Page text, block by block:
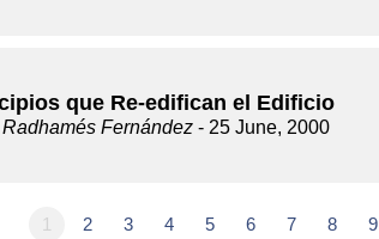
que Re-edifican el Edificio
Fernández - 25 June, 2000
1 2 3 4 5 6 7 8 9